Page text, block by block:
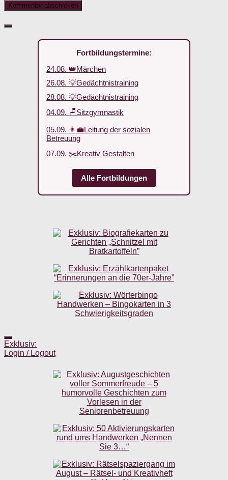
Fortbildungstermine:
24.08. 👑Märchen
26.08. 💡Gedächtnistraining
28.08. 💡Gedächtnistraining
04.09. 🪑Sitzgymnastik
05.09. 👩‍💼Leitung der sozialen
Betreuung
07.09. ✂️Kreativ Gestalten
Alle Fortbildungen
Exklusiv:
Login / Logout